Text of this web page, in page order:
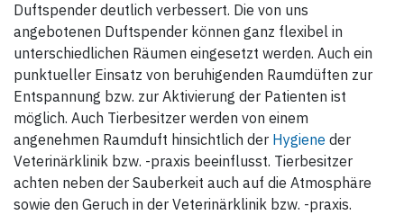
Duftspender deutlich verbessert. Die von uns
angebotenen Duftspender können ganz flexibel in
unterschiedlichen Räumen eingesetzt werden. Auch ein
punktueller Einsatz von beruhigenden Raumdüften zur
Entspannung bzw. zur Aktivierung der Patienten ist
möglich. Auch Tierbesitzer werden von einem
angenehmen Raumduft hinsichtlich der Hygiene der
Veterinärklinik bzw. -praxis beeinflusst. Tierbesitzer
achten neben der Sauberkeit auch auf die Atmosphäre
sowie den Geruch in der Veterinärklinik bzw. -praxis.